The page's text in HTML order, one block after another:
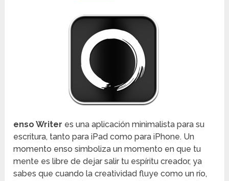
enso Writer es una aplicación minimalista para su
escritura, tanto para iPad como para iPhone. Un
momento enso simboliza un momento en que tu
mente es libre de dejar salir tu espíritu creador, ya
sabes que cuando la creatividad fluye como un río,